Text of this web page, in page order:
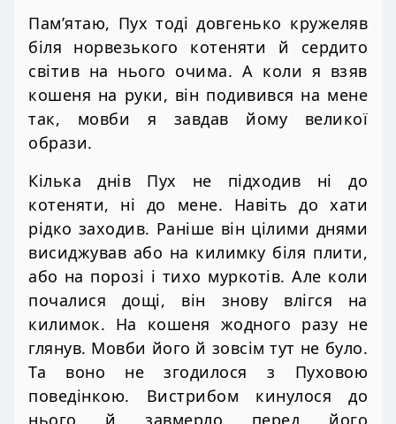
Пам’ятаю, Пух тоді довгенько кружеляв
біля норвезького котеняти й сердито
світив на нього очима. А коли я взяв
кошеня на руки, він подивився на мене
так, мовби я завдав йому великої
образи.
Кілька днів Пух не підходив ні до
котеняти, ні до мене. Навіть до хати
рідко заходив. Раніше він цілими днями
висиджував або на килимку біля плити,
або на порозі і тихо муркотів. Але коли
почалися дощі, він знову влігся на
килимок. На кошеня жодного разу не
глянув. Мовби його й зовсім тут не було.
Та воно не згодилося з Пуховою
поведінкою. Вистрибом кинулося до
нього й завмерло перед його